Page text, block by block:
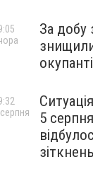
За добу
5
зіткнень